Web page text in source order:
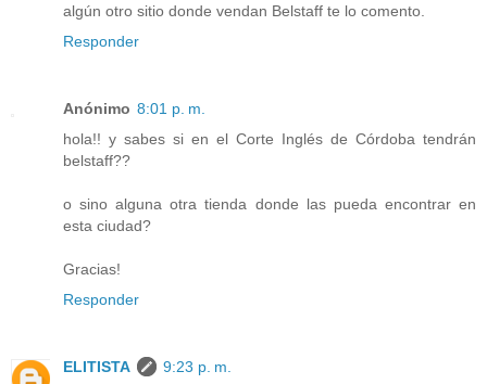
algún otro sitio donde vendan Belstaff te lo comento.
Responder
Anónimo 8:01 p. m.
hola!! y sabes si en el Corte Inglés de Córdoba tendrán
belstaff??
o sino alguna otra tienda donde las pueda encontrar en
esta ciudad?
Gracias!
Responder
ELITISTA 9:23 p. m.